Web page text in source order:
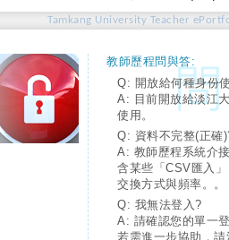
Tamkang University Teacher
教師歷程問與答:
Q: 開放給何種身份
A: 目前開放給淡江
使用。
Q: 資料不完整(正確
A: 教師歷程系統介
含某些「CSV匯入
交換方式與頻率。。
Q: 我無法登入?
A: 請確認您的單一
若需進一步協助，